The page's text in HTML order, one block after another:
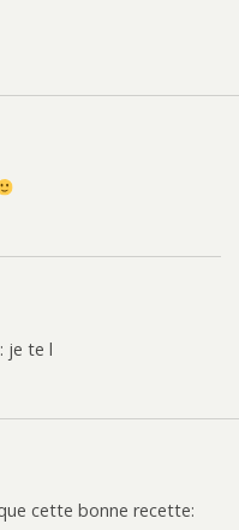
je te l
cette bonne recette: